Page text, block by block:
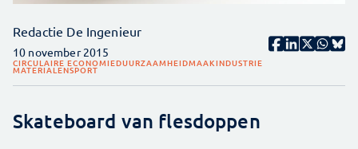
Redactie De Ingenieur
10 november 2015
CIRCULAIRE ECONOMIEDUURZAAMHEIDMAAKINDUSTRIE
MATERIALENSPORT
Skateboard van flesdoppen